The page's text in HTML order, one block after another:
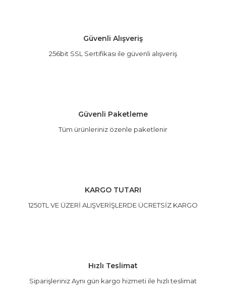
Ürün açıklamasında eksik bilgiler bulunuyor.
Ürün bilgilerinde hatalar bulunuyor.
Güvenli Alışveriş
256bit SSL Sertifikası ile güvenli alışveriş
Güvenli Paketleme
Tüm ürünleriniz özenle paketlenir
KARGO TUTARI
1250TL VE ÜZERİ ALIŞVERİŞLERDE ÜCRETSİZ KARGO
Hızlı Teslimat
Siparişleriniz Aynı gün kargo hizmeti ile hızlı teslimat